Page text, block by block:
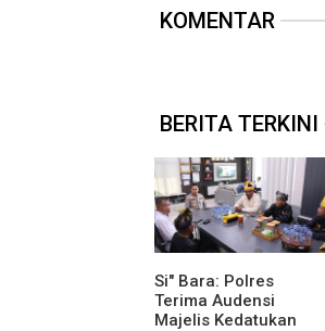
KOMENTAR
BERITA TERKINI
Si" Bara: Polres
Terima Audensi
Majelis Kedatukan